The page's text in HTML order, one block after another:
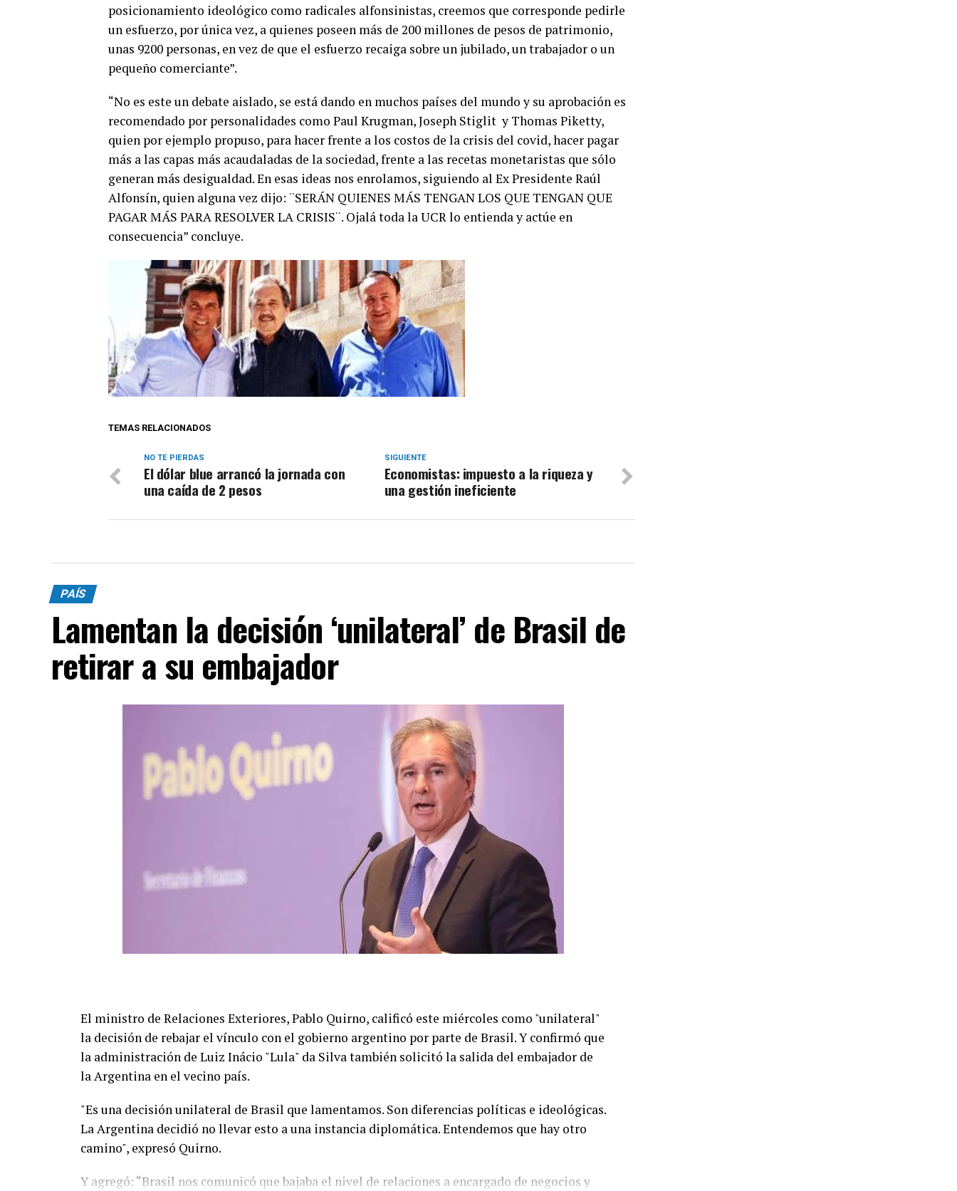
posicionamiento ideológico como radicales alfonsinistas, creemos que corresponde pedirle
un esfuerzo, por única vez, a quienes poseen más de 200 millones de pesos de patrimonio,
unas 9200 personas, en vez de que el esfuerzo recaiga sobre un jubilado, un trabajador o un
pequeño comerciante”.
“No es este un debate aislado, se está dando en muchos países del mundo y su aprobación es
recomendado por personalidades como Paul Krugman, Joseph Stiglit y Thomas Piketty,
quien por ejemplo propuso, para hacer frente a los costos de la crisis del covid, hacer pagar
más a las capas más acaudaladas de la sociedad, frente a las recetas monetaristas que sólo
generan más desigualdad. En esas ideas nos enrolamos, siguiendo al Ex Presidente Raúl
Alfonsín, quien alguna vez dijo: ¨SERÁN QUIENES MÁS TENGAN LOS QUE TENGAN QUE
PAGAR MÁS PARA RESOLVER LA CRISIS¨. Ojalá toda la UCR lo entienda y actúe en
consecuencia” concluye.
TEMAS RELACIONADOS
SIGUIENTE
Economistas: impuesto a la riqueza y
una gestión ineficiente
NO TE PIERDAS
El dólar blue arrancó la jornada con
una caída de 2 pesos
PAÍS
Lamentan la decisión ‘unilateral’ de Brasil de
retirar a su embajador
El ministro de Relaciones Exteriores, Pablo Quirno, calificó este miércoles como "unilateral"
la decisión de rebajar el vínculo con el gobierno argentino por parte de Brasil. Y confirmó que
la administración de Luiz Inácio "Lula" da Silva también solicitó la salida del embajador de
la Argentina en el vecino país.
"Es una decisión unilateral de Brasil que lamentamos. Son diferencias políticas e ideológicas.
La Argentina decidió no llevar esto a una instancia diplomática. Entendemos que hay otro
camino", expresó Quirno.
Y agregó: “Brasil nos comunicó que bajaba el nivel de relaciones a encargado de negocios y